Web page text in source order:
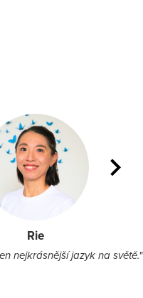
Rie
nejkrásnější jazyk na světě."